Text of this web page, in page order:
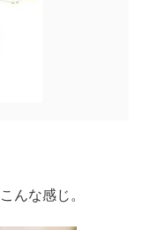
んな感じ。